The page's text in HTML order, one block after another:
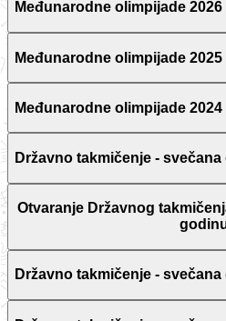
Međunarodne olimpijade 2026
Međunarodne olimpijade 2025
Međunarodne olimpijade 2024
Državno takmičenje -
Otvaranje Državnog
Državno takmičenje -